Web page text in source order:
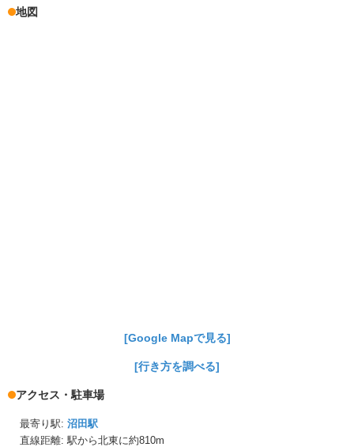
地図
[Google Mapで見る]
[行き方を調べる]
アクセス・駐車場
最寄り駅: 沼田駅
直線距離: 駅から北東に約810m